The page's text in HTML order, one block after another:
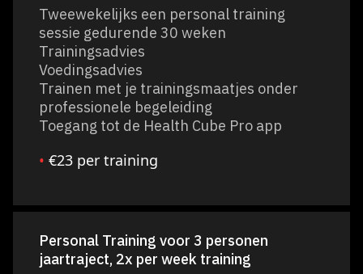
Tweewekelijks een personal training
sessie gedurende 30 weken
Trainingsadvies
Voedingsadvies
Trainen met je trainingsmaatjes onder
professionele begeleiding
Toegang tot de Health Cube Pro app
• €23 per training
Personal Training voor 3 personen
jaartraject, 2x per week training